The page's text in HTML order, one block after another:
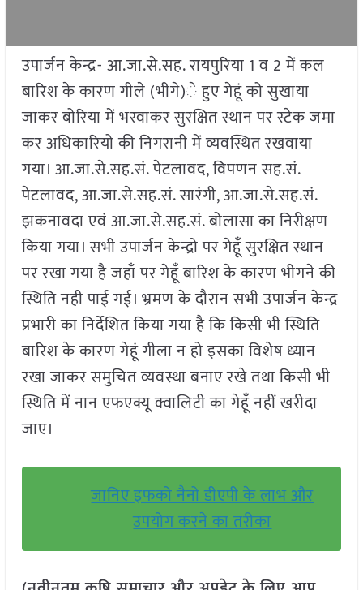
उपार्जन केन्द्र- आ.जा.से.सह. रायपुरिया 1 व 2 में कल
बारिश के कारण गीले (भीगे)े हुए गेहूं को सुखाया
जाकर बोरिया में भरवाकर सुरक्षित स्थान पर स्टेक जमा
कर अधिकारियो की निगरानी में व्यवस्थित रखवाया
गया। आ.जा.से.सह.सं. पेटलावद, विपणन सह.सं.
पेटलावद, आ.जा.से.सह.सं. सारंगी, आ.जा.से.सह.सं.
झकनावदा एवं आ.जा.से.सह.सं. बोलासा का निरीक्षण
किया गया। सभी उपार्जन केन्द्रो पर गेहूँ सुरक्षित स्थान
पर रखा गया है जहाँ पर गेहूँ बारिश के कारण भीगने की
स्थिति नही पाई गई। भ्रमण के दौरान सभी उपार्जन केन्द्र
प्रभारी का निर्देशित किया गया है कि किसी भी स्थिति
बारिश के कारण गेहूं गीला न हो इसका विशेष ध्यान
रखा जाकर समुचित व्यवस्था बनाए रखे तथा किसी भी
स्थिति में नान एफएक्यू क्वालिटी का गेहूँ नहीं खरीदा
जाए।
जानिए इफको नैनो डीएपी के लाभ और
उपयोग करने का तरीका